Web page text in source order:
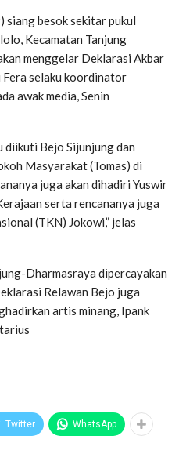
siang besok sekitar pukul
Kecamatan Tanjung
menggelar Deklarasi Akbar
Fera selaku koordinator
awak media, Senin
Bejo Sijunjung dan
Masyarakat (Tomas) di
juga akan dihadiri Yuswir
serta rencananya juga
(TKN) Jokowi,” jelas
Dharmasraya dipercayakan
Relawan Bejo juga
artis minang, Ipank
Twitter WhatsApp